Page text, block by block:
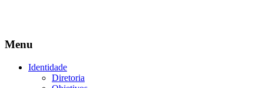
Menu
Identidade
Diretoria